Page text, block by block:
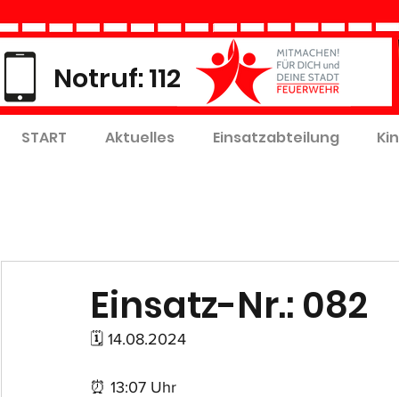
Notruf: 112
START Aktuelles Einsatzabteilung
Einsatz-Nr.: 082
🗓 14.08.2024
⏰ 13:07 Uhr